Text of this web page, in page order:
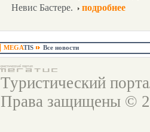
Невис Бастере.
подробнее
MEGATIS Все новости
Туристический
Права защищены ©